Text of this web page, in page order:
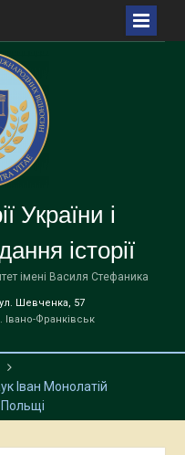
України і
історії
імені Василя Стефаника
Шевченка, 57
Івано-Франківськ
Іван Монолатій